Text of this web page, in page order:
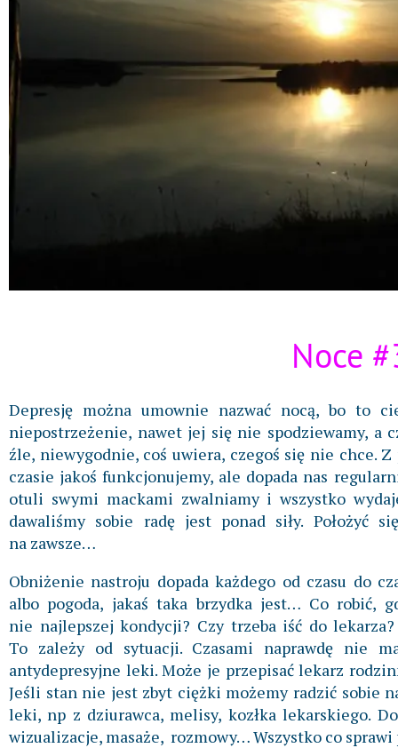
Noce
Depresję można umownie nazwać nocą, bo to
niepostrzeżenie, nawet jej się nie spodziewamy, a
źle, niewygodnie, coś uwiera, czegoś się nie chce.
czasie jakoś funkcjonujemy, ale dopada nas
otuli swymi mackami zwalniamy i wszystko
dawaliśmy sobie radę jest ponad siły. Położyć
na zawsze…
Obniżenie nastroju dopada każdego od czasu do
albo pogoda, jakaś taka brzydka jest… Co robić,
nie najlepszej kondycji? Czy trzeba iść do
To zależy od sytuacji. Czasami naprawdę nie
antydepresyjne leki. Może je przepisać lekarz
Jeśli stan nie jest zbyt ciężki możemy radzić sobie
leki, np z dziurawca, melisy, kozłka lekarskiego.
wizualizacje, masaże, rozmowy… Wszystko co